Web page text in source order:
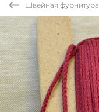
Швейная фурнитура